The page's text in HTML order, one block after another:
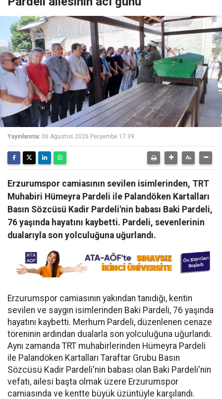
Yayınlanma: 06 Ağustos 2026 Perşembe 17:39
Erzurumspor camiasının sevilen isimlerinden, TRT
Muhabiri Hümeyra Pardeli ile Palandöken Kartalları
Basın Sözcüsü Kadir Pardeli'nin babası Baki Pardeli,
76 yaşında hayatını kaybetti. Pardeli, sevenlerinin
dualarıyla son yolculuğuna uğurlandı.
Erzurumspor camiasının yakından tanıdığı, kentin
sevilen ve saygın isimlerinden Baki Pardeli, 76 yaşında
hayatını kaybetti. Merhum Pardeli, düzenlenen cenaze
töreninin ardından dualarla son yolculuğuna uğurlandı.
Aynı zamanda TRT muhabirlerinden Hümeyra Pardeli
ile Palandöken Kartalları Taraftar Grubu Basın
Sözcüsü Kadir Pardeli'nin babası olan Baki Pardeli'nin
vefatı, ailesi başta olmak üzere Erzurumspor
camiasında ve kentte büyük üzüntüyle karşılandı.